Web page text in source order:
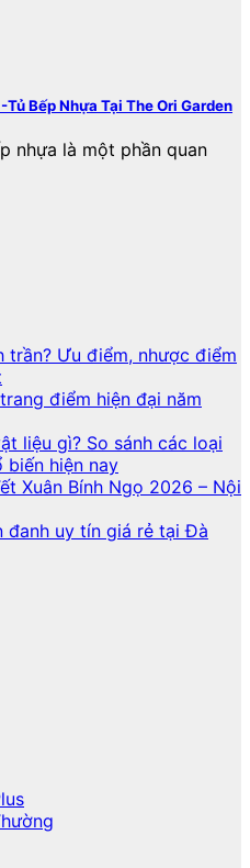
Bếp Nhựa Tại The Ori Garden
nhựa là một phần quan
trần? Ưu điểm, nhược điểm
điểm hiện đại năm
liệu gì? So sánh các loại
biến hiện nay
Xuân Bính Ngọ 2026 – Nội
đanh uy tín giá rẻ tại Đà